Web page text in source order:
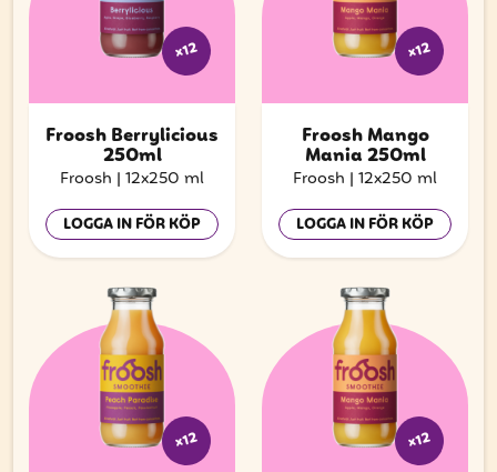
x12
Froosh Berrylicious
250ml
Froosh | 12x250 ml
LOGGA IN FÖR KÖP
x12
Froosh Mango
Mania 250ml
Froosh | 12x250 ml
LOGGA IN FÖR KÖP
x12 x12